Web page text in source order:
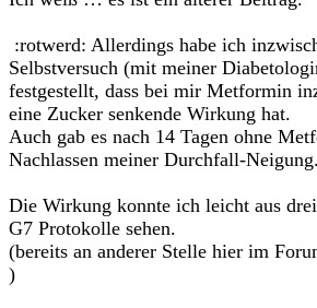
:rotwerd: Allerdings habe ich
Selbstversuch (mit meiner
festgestellt, dass bei mir Metformin
eine Zucker senkende Wirkung hat.
Auch gab es nach 14 Tagen ohne
Nachlassen meiner Durchfall-
Die Wirkung konnte ich leicht aus
G7 Protokolle sehen.
(bereits an anderer Stelle hier im
)